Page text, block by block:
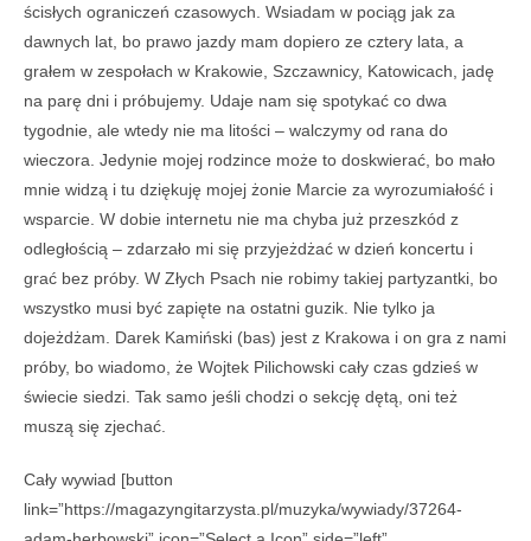
ścisłych ograniczeń czasowych. Wsiadam w pociąg jak za
dawnych lat, bo prawo jazdy mam dopiero ze cztery lata, a
grałem w zespołach w Krakowie, Szczawnicy, Katowicach, jadę
na parę dni i próbujemy. Udaje nam się spotykać co dwa
tygodnie, ale wtedy nie ma litości – walczymy od rana do
wieczora. Jedynie mojej rodzince może to doskwierać, bo mało
mnie widzą i tu dziękuję mojej żonie Marcie za wyrozumiałość i
wsparcie. W dobie internetu nie ma chyba już przeszkód z
odległością – zdarzało mi się przyjeżdżać w dzień koncertu i
grać bez próby. W Złych Psach nie robimy takiej partyzantki, bo
wszystko musi być zapięte na ostatni guzik. Nie tylko ja
dojeżdżam. Darek Kamiński (bas) jest z Krakowa i on gra z nami
próby, bo wiadomo, że Wojtek Pilichowski cały czas gdzieś w
świecie siedzi. Tak samo jeśli chodzi o sekcję dętą, oni też
muszą się zjechać.
Cały wywiad [button
link=”https://magazyngitarzysta.pl/muzyka/wywiady/37264-